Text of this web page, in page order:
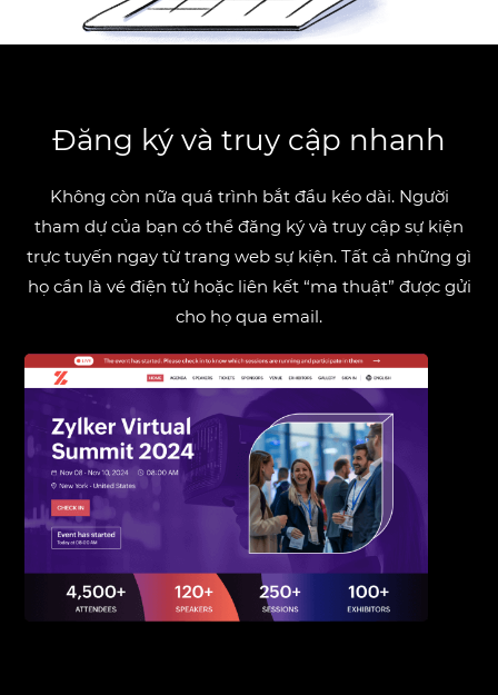
Đăng ký và truy cập nhanh
Không còn nữa quá trình bắt đầu kéo dài. Người
tham dự của bạn có thể đăng ký và truy cập sự kiện
trực tuyến ngay từ trang web sự kiện. Tất cả những gì
họ cần là vé điện tử hoặc liên kết “ma thuật” được gửi
cho họ qua email.